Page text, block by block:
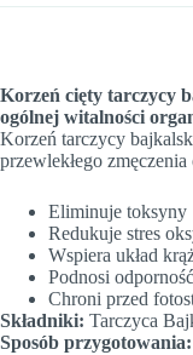
Korzeń cięty tarczycy
ogólnej witalności
Korzeń tarczycy
przewlekłego
Eliminuje toksyny
Redukuje stres
Wspiera układ
Podnosi
Chroni przed
Składniki: Tarczyca
Sposób przygotowania: